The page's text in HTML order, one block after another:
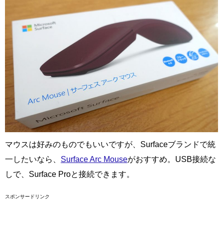
マウスは好みのものでもいいですが、Surfaceブランドで統
一したいなら、 Surface Arc Mouseがおすすめ。USB接続な
しで、Surface Proと接続できます。
スポンサードリンク